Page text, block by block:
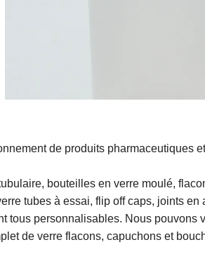
de produits pharmaceutiques
bouteilles en verre moulé,
tubes à essai, flip off caps, joints
tous personnalisables. Nous pouvons
de verre flacons, capuchons et